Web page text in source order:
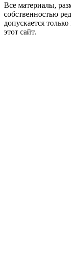
Все материалы,
собственностью
допускается
этот сайт.